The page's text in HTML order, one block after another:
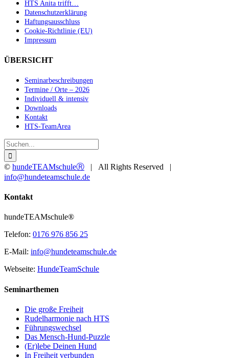
HTS Anita trifft…
Datenschutzerklärung
Haftungsausschluss
Cookie-Richtlinie (EU)
Impressum
ÜBERSICHT
Seminarbeschreibungen
Termine / Orte – 2026
Individuell & intensiv
Downloads
Kontakt
HTS-TeamArea
Suche
nach:
© hundeTEAMschuleⓇ | All Rights Reserved |
info@hundeteamschule.de
Toggle
Bar
Kontakt
hundeTEAMschule®
Telefon: 0176 976 856 25
E-Mail: info@hundeteamschule.de
Webseite: HundeTeamSchule
Seminarthemen
Die große Freiheit
Rudelharmonie nach HTS
Führungswechsel
Das Mensch-Hund-Puzzle
(Er)lebe Deinen Hund
In Freiheit verbunden